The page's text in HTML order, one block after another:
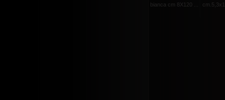
bianca cm 8X120 ...